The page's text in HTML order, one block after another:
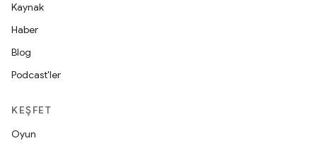
Kaynak
Haber
Blog
Podcast'ler
KEŞFET
Oyun